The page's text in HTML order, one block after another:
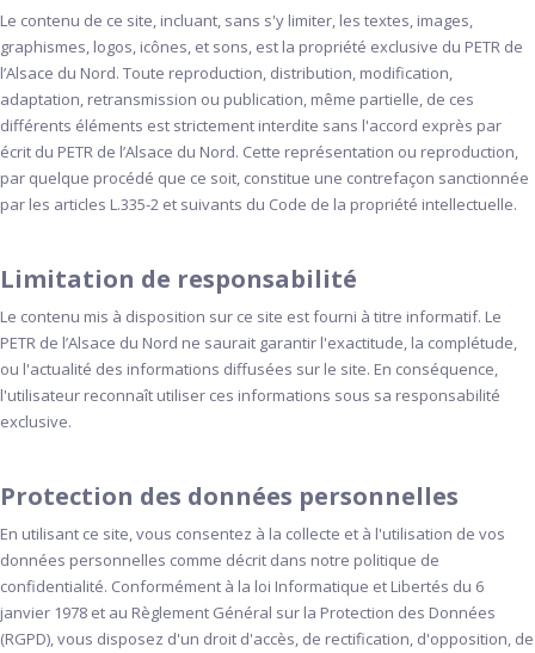
Le contenu de ce site, incluant, sans s'y limiter, les textes, images,
graphismes, logos, icônes, et sons, est la propriété exclusive du PETR de
l’Alsace du Nord. Toute reproduction, distribution, modification,
adaptation, retransmission ou publication, même partielle, de ces
différents éléments est strictement interdite sans l'accord exprès par
écrit du PETR de l’Alsace du Nord. Cette représentation ou reproduction,
par quelque procédé que ce soit, constitue une contrefaçon sanctionnée
par les articles L.335-2 et suivants du Code de la propriété intellectuelle.
Limitation de responsabilité
Le contenu mis à disposition sur ce site est fourni à titre informatif. Le
PETR de l’Alsace du Nord ne saurait garantir l'exactitude, la complétude,
ou l'actualité des informations diffusées sur le site. En conséquence,
l'utilisateur reconnaît utiliser ces informations sous sa responsabilité
exclusive.
Protection des données personnelles
En utilisant ce site, vous consentez à la collecte et à l'utilisation de vos
données personnelles comme décrit dans notre politique de
confidentialité. Conformément à la loi Informatique et Libertés du 6
janvier 1978 et au Règlement Général sur la Protection des Données
(RGPD), vous disposez d'un droit d'accès, de rectification, d'opposition, de